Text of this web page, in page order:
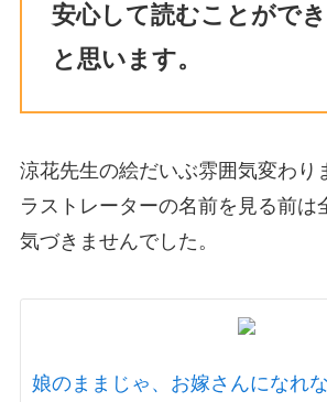
安心して読むことがで
と思います。
涼花先生の絵だいぶ雰囲気変わり
ラストレーターの名前を見る前は
気づきませんでした。
娘のままじゃ、お嫁さんになれな